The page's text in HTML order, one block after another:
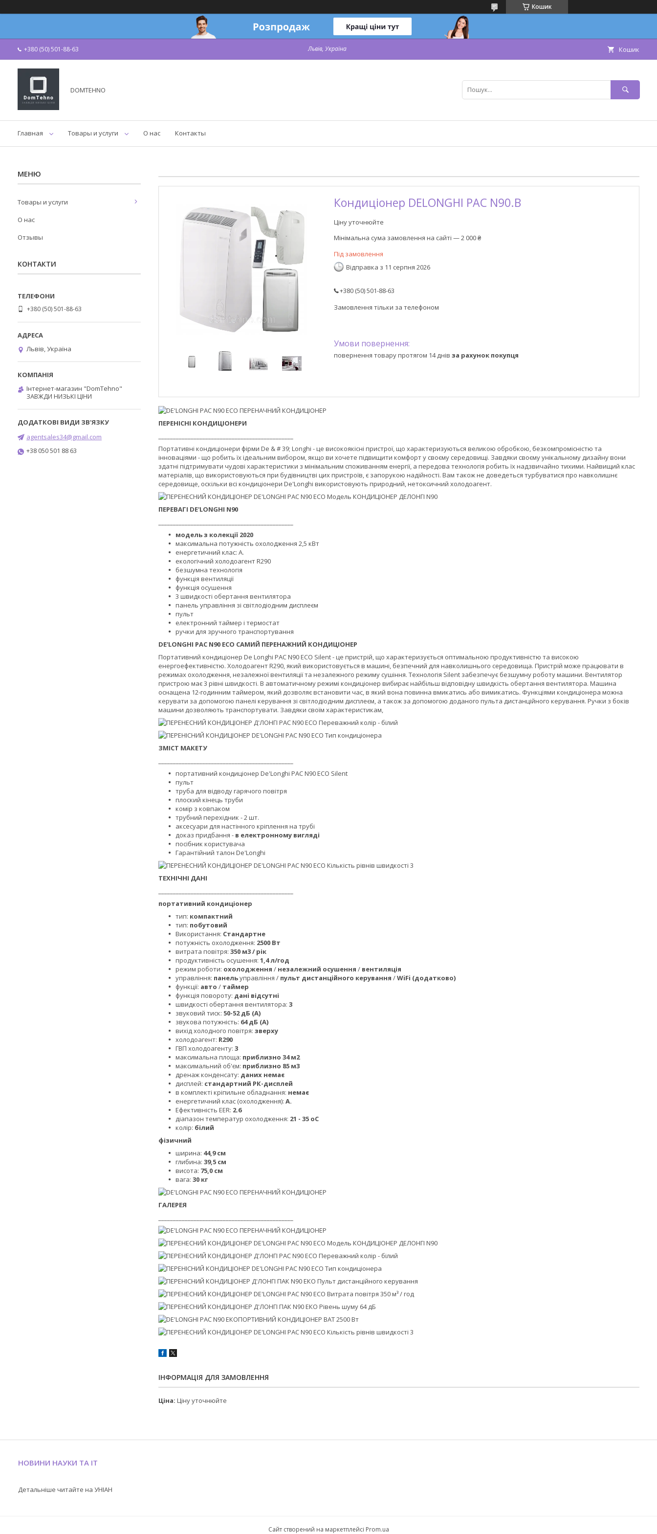
Кошик
+380 (50) 501-88-63 Львів, Україна Кошик
DOMTEHNO
Главная Товары и услуги О нас Контакты
Кондиціонер DELONGHI PAC N90.B
Ціну уточнюйте
Мінімальна сума замовлення на сайті — 2 000 ₴
Під замовлення
Відправка з 11 серпня 2026
+380 (50) 501-88-63
Замовлення тільки за телефоном
повернення товару протягом 14 днів за рахунок покупця
ПЕРЕНІСНІ КОНДИЦІОНЕРИ
Портативні кондиціонери фірми De & # 39; Longhi - це високоякісні пристрої, що характеризуються великою обробкою, безкомпромісністю та
інноваціями - що робить їх ідеальним вибором, якщо ви хочете підвищити комфорт у своєму середовищі. Завдяки своєму унікальному дизайну вони
здатні підтримувати чудові характеристики з мінімальним споживанням енергії, а передова технологія робить їх надзвичайно тихими. Найвищий клас
матеріалів, що використовуються при будівництві цих пристроїв, є запорукою надійності. Вам також не доведеться турбуватися про навколишнє
середовище, оскільки всі кондиціонери De'Longhi використовують природний, нетоксичний холодоагент.
ПЕРЕВАГІ DE'LONGHI N90
модель з колекції 2020
максимальна потужність охолодження 2,5 кВт
енергетичний клас: А.
екологічний холодоагент R290
безшумна технологія
функція вентиляції
функція осушення
3 швидкості обертання вентилятора
панель управління зі світлодіодним дисплеєм
пульт
електронний таймер і термостат
ручки для зручного транспортування
DE'LONGHI PAC N90 ECO САМИЙ ПЕРЕНАЖНИЙ КОНДИЦІОНЕР
Портативний кондиціонер De Longhi PAC N90 ECO Silent - це пристрій, що характеризується оптимальною продуктивністю та високою
енергоефективністю. Холодоагент R290, який використовується в машині, безпечний для навколишнього середовища. Пристрій може працювати в
режимах охолодження, незалежної вентиляції та незалежного режиму сушіння. Технологія Silent забезпечує безшумну роботу машини. Вентилятор
пристрою має 3 рівні швидкості. В автоматичному режимі кондиціонер вибирає найбільш відповідну швидкість обертання вентилятора. Машина
оснащена 12-годинним таймером, який дозволяє встановити час, в який вона повинна вмикатись або вимикатись. Функціями кондиціонера можна
керувати за допомогою панелі керування зі світлодіодним дисплеєм, а також за допомогою доданого пульта дистанційного керування. Ручки з боків
машини дозволяють транспортувати. Завдяки своїм характеристикам,
ЗМІСТ МАКЕТУ
портативний кондиціонер De'Longhi PAC N90 ECO Silent
пульт
труба для відводу гарячого повітря
плоский кінець труби
комір з ковпаком
трубний перехідник - 2 шт.
аксесуари для настінного кріплення на трубі
доказ придбання - в електронному вигляді
посібник користувача
Гарантійний талон De'Longhi
ТЕХНІЧНІ ДАНІ
портативний кондиціонер
тип: компактний
тип: побутовий
Використання: Стандартне
потужність охолодження: 2500 Вт
витрата повітря: 350 м3 / рік
продуктивність осушення: 1,4 л/год
режим роботи: охолодження / незалежний осушення / вентиляція
управління: панельуправління / пульт дистанційного керування /WiFi (додатково)
функції: авто / таймер
функція повороту: дані відсутні
швидкості обертання вентилятора: 3
звуковий тиск: 50-52 дБ (А)
звукова потужність: 64 дБ (А)
вихід холодного повітря: зверху
холодоагент: R290
ГВП холодоагенту: 3
максимальна площа: приблизно 34 м2
максимальний об'єм: приблизно 85 м3
дренаж конденсату: даних немає
дисплей: стандартний РК-дисплей
в комплекті кріпильне обладнання: немає
енергетичний клас (охолодження): А.
Ефективність EER: 2.6
діапазон температур охолодження: 21 - 35 oC
колір: білий
фізичний
ширина: 44,9 см
глибина: 39,5 см
висота: 75,0 см
вага: 30 кг
ГАЛЕРЕЯ
ІНФОРМАЦІЯ ДЛЯ ЗАМОВЛЕННЯ
Ціна: Ціну уточнюйте
Товары и услуги
О нас
Отзывы
КОНТАКТИ
+380 (50) 501-88-63
Львів, Україна
Інтернет-магазин "DomTehno"
ЗАВЖДИ НИЗЬКІ ЦІНИ
agentsales34@gmail.com
+38 050 501 88 63
НОВИНИ НАУКИ ТА IT
Детальніше читайте на УНІАН
Сайт створений на маркетплейсі Prom.ua